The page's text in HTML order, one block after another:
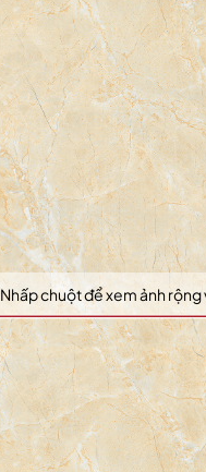
Nhấp chuột để xem ảnh rộng